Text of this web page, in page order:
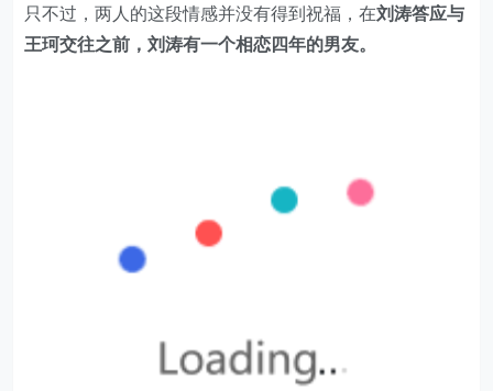
只不过，两人的这段情感并没有得到祝福，在刘涛答应与
王珂交往之前，刘涛有一个相恋四年的男友。